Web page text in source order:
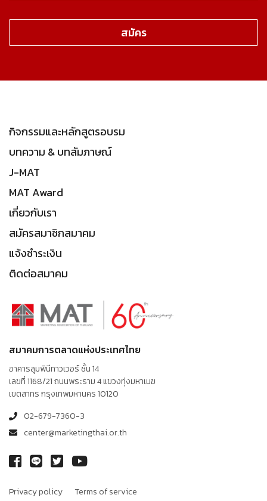
กิจกรรมและหลักสูตรอบรม
บทความ & บทสัมภาษณ์
J-MAT
MAT Award
เกี่ยวกับเรา
สมัครสมาชิกสมาคม
แจ้งชำระเงิน
ติดต่อสมาคม
สมาคมการตลาดแห่งประเทศไทย
อาคารลุมพินีทาวเวอร์ ชั้น 14
เลขที่ 1168/21 ถนนพระราม 4 แขวงทุ่งมหาเมฆ
เขตสาทร กรุงเทพมหานคร 10120
02-679-7360-3
center@marketingthai.or.th
Privacy policy Terms of service